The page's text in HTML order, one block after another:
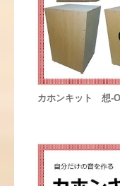
カホンキット 想-